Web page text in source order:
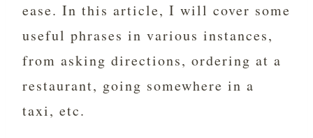
ease. In this article, I will cover some
useful phrases in various instances,
from asking directions, ordering at a
restaurant, going somewhere in a
taxi, etc.